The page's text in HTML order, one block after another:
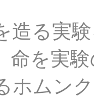
造る実
命を実
ホムン